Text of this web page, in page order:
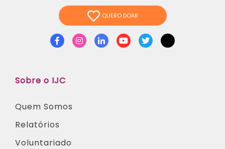
QUERO DOAR
FacebookInstagram
LinkedinYoutubeTwitterTikTok
Sobre o IJC
Quem Somos
Relatórios
Voluntariado